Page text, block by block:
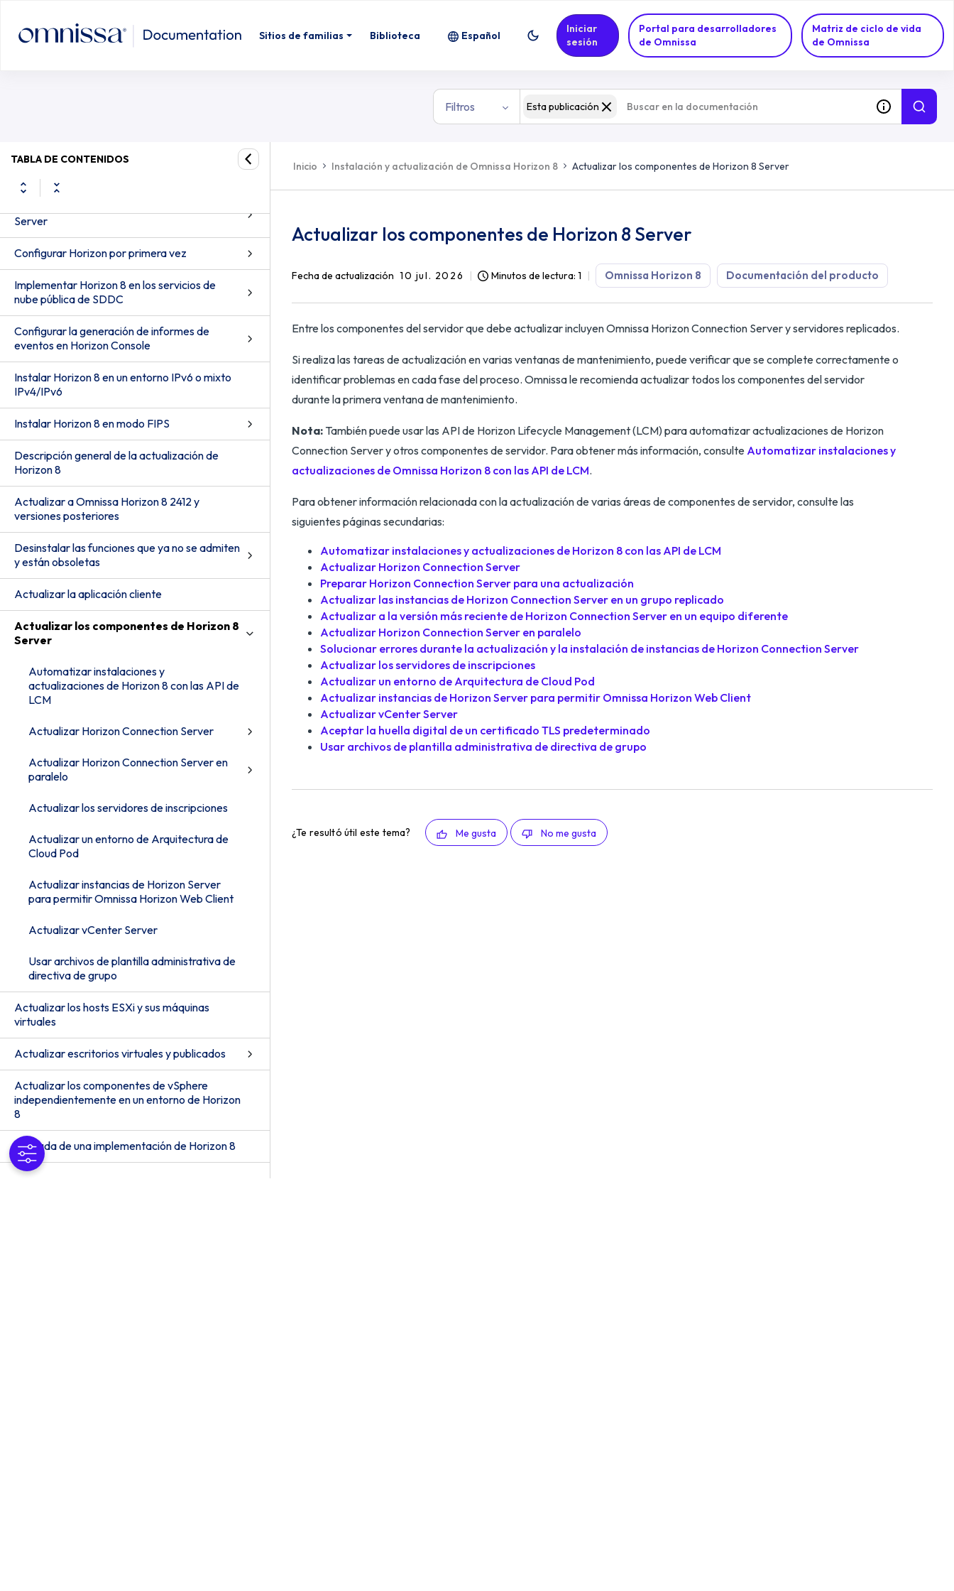
Sitios de familias Biblioteca
Portal para desarrolladores
de Omnissa
Matriz de ciclo de vida
de Omnissa
Español
Iniciar
sesión
Filtros Esta publicación
Actualizar los componentes de Horizon 8 Server
TABLA DE CONTENIDOS
Requisitos del sistema para componentes del
Server
Configurar Horizon por primera vez
Implementar Horizon 8 en los servicios de
nube pública de SDDC
Configurar la generación de informes de
eventos en Horizon Console
Instalar Horizon 8 en un entorno IPv6 o mixto
IPv4/IPv6
Instalar Horizon 8 en modo FIPS
Descripción general de la actualización de
Horizon 8
Actualizar a Omnissa Horizon 8 2412 y
versiones posteriores
Desinstalar las funciones que ya no se admiten
y están obsoletas
Actualizar la aplicación cliente
Actualizar los componentes de Horizon 8
Server
Automatizar instalaciones y
actualizaciones de Horizon 8 con las API de
LCM
Actualizar Horizon Connection Server
Actualizar Horizon Connection Server en
paralelo
Actualizar los servidores de inscripciones
Actualizar un entorno de Arquitectura de
Cloud Pod
Actualizar instancias de Horizon Server
para permitir Omnissa Horizon Web Client
Actualizar vCenter Server
Usar archivos de plantilla administrativa de
directiva de grupo
Actualizar los hosts ESXi y sus máquinas
virtuales
Actualizar escritorios virtuales y publicados
Actualizar los componentes de vSphere
independientemente en un entorno de Horizon
8
Retirada de una implementación de Horizon 8
Inicio Instalación y actualización de Omnissa Horizon 8 Actualizar los componentes de Horizon 8 Server
Actualizar los componentes de Horizon 8 Server
Fecha de actualización 10 jul. 2026 Minutos de lectura: 1 Omnissa Horizon 8 Documentación del producto
Entre los componentes del servidor que debe actualizar incluyen Omnissa Horizon Connection Server y servidores replicados.
Si realiza las tareas de actualización en varias ventanas de mantenimiento, puede verificar que se complete correctamente o
identificar problemas en cada fase del proceso. Omnissa le recomienda actualizar todos los componentes del servidor
durante la primera ventana de mantenimiento.
Nota: También puede usar las API de Horizon Lifecycle Management (LCM) para automatizar actualizaciones de Horizon
Connection Server y otros componentes de servidor. Para obtener más información, consulte Automatizar instalaciones y
actualizaciones de Omnissa Horizon 8 con las API de LCM.
Para obtener información relacionada con la actualización de varias áreas de componentes de servidor, consulte las
siguientes páginas secundarias:
Automatizar instalaciones y actualizaciones de Horizon 8 con las API de LCM
Actualizar Horizon Connection Server
Preparar Horizon Connection Server para una actualización
Actualizar las instancias de Horizon Connection Server en un grupo replicado
Actualizar a la versión más reciente de Horizon Connection Server en un equipo diferente
Actualizar Horizon Connection Server en paralelo
Solucionar errores durante la actualización y la instalación de instancias de Horizon Connection Server
Actualizar los servidores de inscripciones
Actualizar un entorno de Arquitectura de Cloud Pod
Actualizar instancias de Horizon Server para permitir Omnissa Horizon Web Client
Actualizar vCenter Server
Aceptar la huella digital de un certificado TLS predeterminado
Usar archivos de plantilla administrativa de directiva de grupo
¿Te resultó útil este tema? Me gusta No me gusta